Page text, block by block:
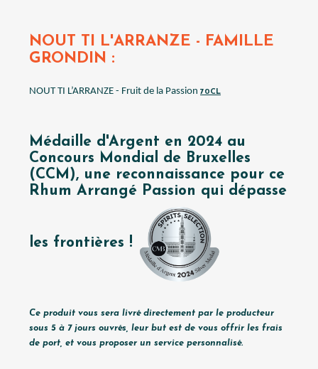
NOUT TI L'ARRANZE - FAMILLE
GRONDIN :
NOUT TI L’ARRANZE - Fruit de la Passion 70CL
Médaille d'Argent en 2024 au
Concours Mondial de Bruxelles
(CCM), une reconnaissance pour ce
Rhum Arrangé Passion qui dépasse
les frontières !
Ce produit vous sera livré directement par le producteur
sous 5 à 7 jours ouvrés, leur but est de vous offrir les frais
de port, et vous proposer un service personnalisé.